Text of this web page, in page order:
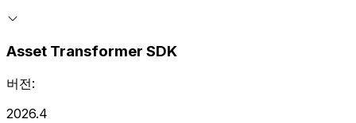
Asset Transformer SDK
버전:
2026.4